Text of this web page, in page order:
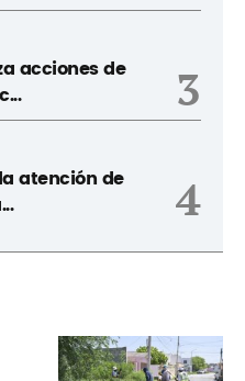
acciones de
3
atención de
4